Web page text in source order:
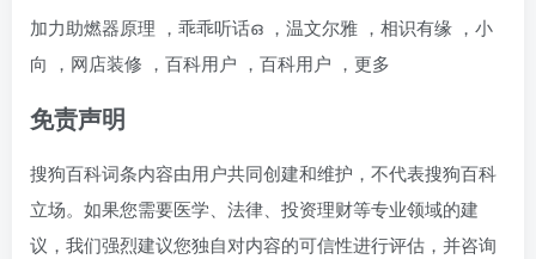
加力助燃器原理 ， 乖乖听话ഒ ， 温文尔雅 ， 相识有缘 ， 小
向 ， 网店装修 ， 百科用户 ， 百科用户 ， 更多
免责声明
搜狗百科词条内容由用户共同创建和维护，不代表搜狗百科
立场。如果您需要医学、法律、投资理财等专业领域的建
议，我们强烈建议您独自对内容的可信性进行评估，并咨询